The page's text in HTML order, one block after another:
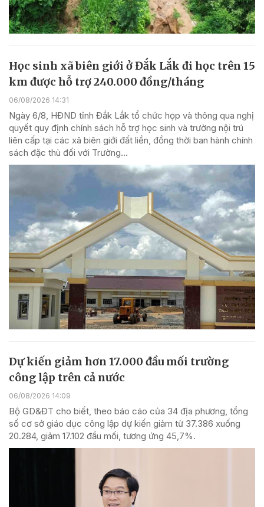
Học sinh xã biên giới ở Đắk Lắk đi học trên 15
km được hỗ trợ 240.000 đồng/tháng
06/08/2026 14:31
Ngày 6/8, HĐND tỉnh Đắk Lắk tổ chức họp và thông qua nghị
quyết quy định chính sách hỗ trợ học sinh và trường nội trú
liên cấp tại các xã biên giới đất liền, đồng thời ban hành chính
sách đặc thù đối với Trường...
Dự kiến giảm hơn 17.000 đầu mối trường
công lập trên cả nước
06/08/2026 14:09
Bộ GD&ĐT cho biết, theo báo cáo của 34 địa phương, tổng
số cơ sở giáo dục công lập dự kiến giảm từ 37.386 xuống
20.284, giảm 17.102 đầu mối, tương ứng 45,7%.